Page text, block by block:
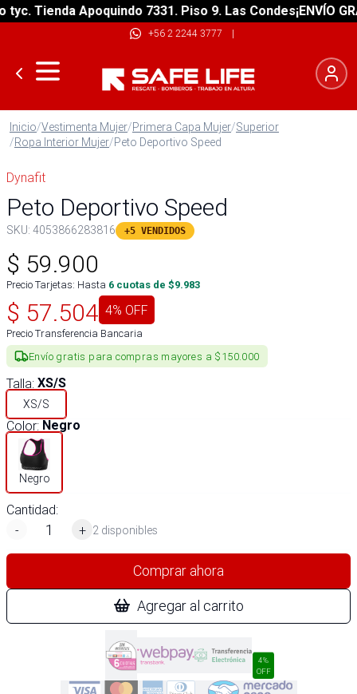
Tienda Apoquindo 7331. Piso 9. Las Condes¡ENVÍO
+56 2 2244 3777 |
Inicio/Vestimenta Mujer/Primera Capa Mujer/Superior
/Ropa Interior Mujer/Peto Deportivo Speed
Dynafit
Peto Deportivo Speed
SKU: 4053866283816 +5 VENDIDOS
$ 59.900
Precio Tarjetas: Hasta 6 cuotas de $9.983
$ 57.504 4% OFF
Precio Transferencia Bancaria
Envío gratis para compras mayores a $150.000
Talla: XS/S
XS/S
Color: Negro
Negro
Cantidad:
-
+ 2 disponibles
Comprar ahora
Agregar al carrito
4%
OFF